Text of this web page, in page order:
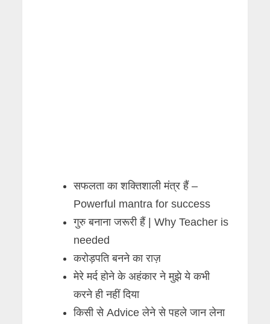
सफलता का शक्तिशाली मंत्र हैं –
Powerful mantra for success
गुरु बनाना जरूरी हैं | Why Teacher is
needed
करोड़पति बनने का राज़
मेरे मर्द होने के अहंकार ने मुझे ये कभी
करने ही नहीं दिया
किसी से Advice लेने से पहले जान लेना